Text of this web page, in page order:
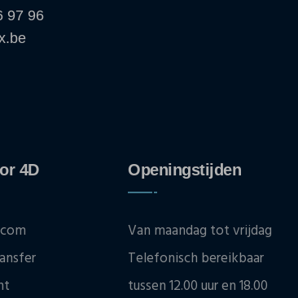
97 96
4D Openingstijden
Van maandag tot vrijdag
Telefonisch bereikbaar
tussen 12.00 uur en 18.00